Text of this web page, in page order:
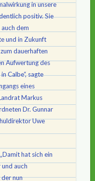
in unsere
positiv. Sie
dem
und in Zukunft
dauerhaften
Aufwertung des
Calbe“, sagte
eines
Markus
Dr. Gunnar
Uwe
hat sich ein
auch
nun